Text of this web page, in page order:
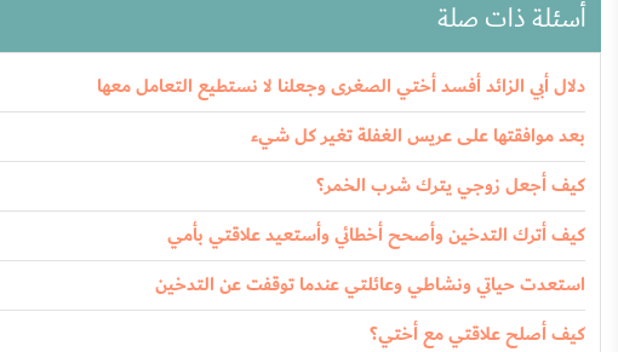
أسئلة ذات صلة
دلال أبي الزائد أفسد أختي الصغرى وجعلنا لا نستطيع التعامل معها
بعد موافقتها على عريس الغفلة تغير كل شيء
كيف أجعل زوجي يترك شرب الخمر؟
كيف أترك التدخين وأصحح أخطائي وأستعيد علاقتي بأمي
استعدت حياتي ونشاطي وعائلتي عندما توقفت عن التدخين
كيف أصلح علاقتي مع أختي؟